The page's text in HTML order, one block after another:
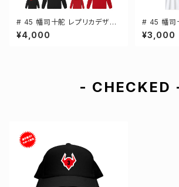
# 45 幡司十舵 レプリカデザイ
ン 3カラー 選手還元 長袖Tシャ
ツ S-XXLサイズ 501101
¥4,000
# 45 幡司
ドライTシ
カラー S-
¥3,000
- CHECKED